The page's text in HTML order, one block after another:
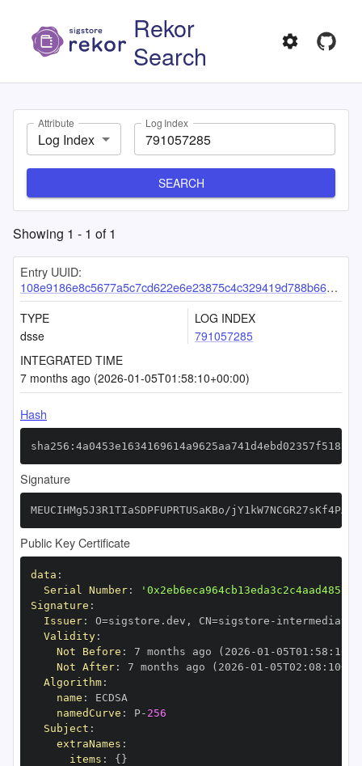
Rekor
Search
Attribute
Log Index
Log Index
SEARCH
Showing 1 - 1 of1
Entry UUID:
108e9186e8c5677a5c7cd622e6e23875c4c329419d788b66948714fdd90156139fb2f2c9df353892
TYPE
dsse
LOG INDEX
791057285
INTEGRATED TIME
7 months ago (2026-01-05T01:58:10+00:00)
Hash
Signature
MEUCIHMg5J3R1TIaSDPFUPRTUSaKBo/
Public Key Certificate
data :
Serial Number:
Signature :
Issuer: O=sigstore.dev , CN=sigstore -
Validity:
Not Before : 7 months ago (2026 -01 -05T01 : 58 :
Not After: 7 months ago (2026 -01 -05T02 : 08 : 10+00
Algorithm:
name :
namedCurve : P- 256
Subject :
extraNames :
items : { }